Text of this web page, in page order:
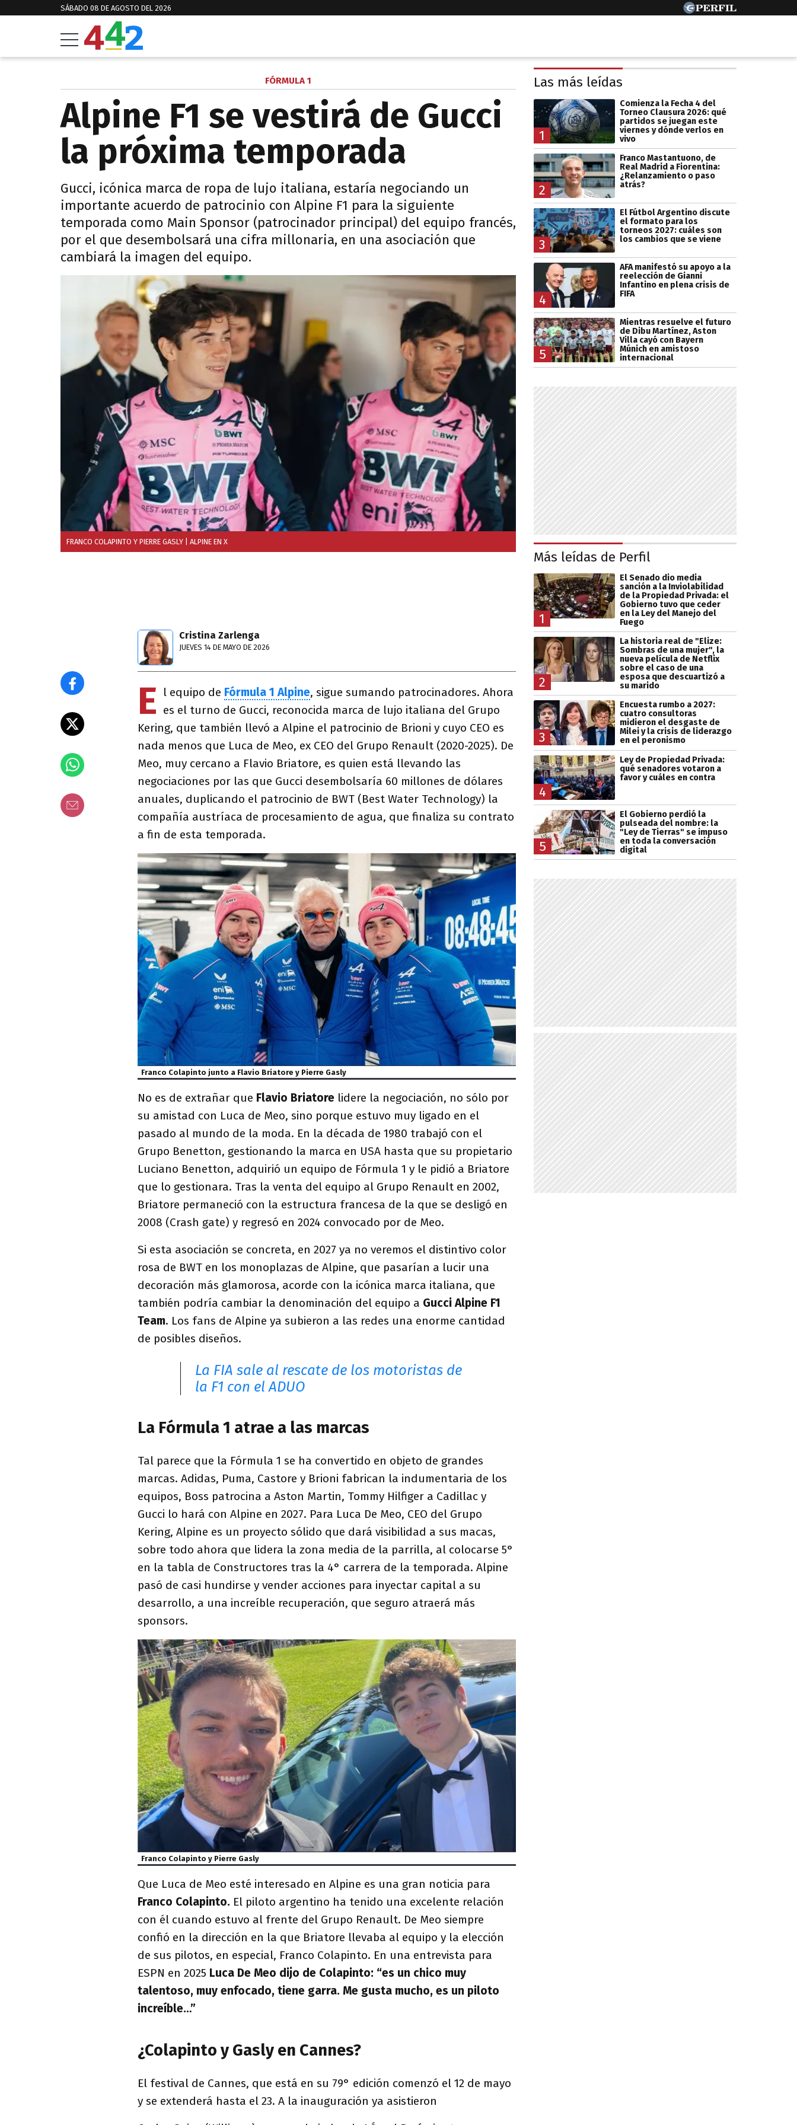
SÁBADO 08 DE AGOSTO DEL 2026
FÓRMULA 1
Alpine F1 se vestirá de Gucci
la próxima temporada
Gucci, icónica marca de ropa de lujo italiana, estaría negociando un
importante acuerdo de patrocinio con Alpine F1 para la siguiente
temporada como Main Sponsor (patrocinador principal) del equipo francés,
por el que desembolsará una cifra millonaria, en una asociación que
cambiará la imagen del equipo.
FRANCO COLAPINTO Y PIERRE GASLY | ALPINE EN X
Cristina Zarlenga
JUEVES 14 DE MAYO DE 2026
E l equipo de Fórmula 1 Alpine, sigue sumando patrocinadores. Ahora
es el turno de Gucci, reconocida marca de lujo italiana del Grupo
Kering, que también llevó a Alpine el patrocinio de Brioni y cuyo CEO es
nada menos que Luca de Meo, ex CEO del Grupo Renault (2020-2025). De
Meo, muy cercano a Flavio Briatore, es quien está llevando las
negociaciones por las que Gucci desembolsaría 60 millones de dólares
anuales, duplicando el patrocinio de BWT (Best Water Technology) la
compañía austríaca de procesamiento de agua, que finaliza su contrato
a fin de esta temporada.
Franco Colapinto junto a Flavio Briatore y Pierre Gasly
No es de extrañar que Flavio Briatore lidere la negociación, no sólo por
su amistad con Luca de Meo, sino porque estuvo muy ligado en el
pasado al mundo de la moda. En la década de 1980 trabajó con el
Grupo Benetton, gestionando la marca en USA hasta que su propietario
Luciano Benetton, adquirió un equipo de Fórmula 1 y le pidió a Briatore
que lo gestionara. Tras la venta del equipo al Grupo Renault en 2002,
Briatore permaneció con la estructura francesa de la que se desligó en
2008 (Crash gate) y regresó en 2024 convocado por de Meo.
Si esta asociación se concreta, en 2027 ya no veremos el distintivo color
rosa de BWT en los monoplazas de Alpine, que pasarían a lucir una
decoración más glamorosa, acorde con la icónica marca italiana, que
también podría cambiar la denominación del equipo a Gucci Alpine F1
Team. Los fans de Alpine ya subieron a las redes una enorme cantidad
de posibles diseños.
La FIA sale al rescate de los motoristas de
la F1 con el ADUO
La Fórmula 1 atrae a las marcas
Tal parece que la Fórmula 1 se ha convertido en objeto de grandes
marcas. Adidas, Puma, Castore y Brioni fabrican la indumentaria de los
equipos, Boss patrocina a Aston Martin, Tommy Hilfiger a Cadillac y
Gucci lo hará con Alpine en 2027. Para Luca De Meo, CEO del Grupo
Kering, Alpine es un proyecto sólido que dará visibilidad a sus macas,
sobre todo ahora que lidera la zona media de la parrilla, al colocarse 5°
en la tabla de Constructores tras la 4° carrera de la temporada. Alpine
pasó de casi hundirse y vender acciones para inyectar capital a su
desarrollo, a una increíble recuperación, que seguro atraerá más
sponsors.
Franco Colapinto y Pierre Gasly
Que Luca de Meo esté interesado en Alpine es una gran noticia para
Franco Colapinto. El piloto argentino ha tenido una excelente relación
con él cuando estuvo al frente del Grupo Renault. De Meo siempre
confió en la dirección en la que Briatore llevaba al equipo y la elección
de sus pilotos, en especial, Franco Colapinto. En una entrevista para
ESPN en 2025 Luca De Meo dijo de Colapinto: “es un chico muy
talentoso, muy enfocado, tiene garra. Me gusta mucho, es un piloto
increíble…”
¿Colapinto y Gasly en Cannes?
El festival de Cannes, que está en su 79° edición comenzó el 12 de mayo
y se extenderá hasta el 23. A la inauguración ya asistieron
Las más leídas
1
Comienza la Fecha 4 del
Torneo Clausura 2026: qué
partidos se juegan este
viernes y dónde verlos en
vivo
2
Franco Mastantuono, de
Real Madrid a Fiorentina:
¿Relanzamiento o paso
atrás?
3
El Fútbol Argentino discute
el formato para los
torneos 2027: cuáles son
los cambios que se viene
4
AFA manifestó su apoyo a la
reelección de Gianni
Infantino en plena crisis de
FIFA
5
Mientras resuelve el futuro
de Dibu Martínez, Aston
Villa cayó con Bayern
Múnich en amistoso
internacional
Más leídas de Perfil
1
El Senado dio media
sanción a la Inviolabilidad
de la Propiedad Privada: el
Gobierno tuvo que ceder
en la Ley del Manejo del
Fuego
2
La historia real de "Elize:
Sombras de una mujer", la
nueva película de Netflix
sobre el caso de una
esposa que descuartizó a
su marido
3
Encuesta rumbo a 2027:
cuatro consultoras
midieron el desgaste de
Milei y la crisis de liderazgo
en el peronismo
4
Ley de Propiedad Privada:
qué senadores votaron a
favor y cuáles en contra
5
El Gobierno perdió la
pulseada del nombre: la
"Ley de Tierras" se impuso
en toda la conversación
digital